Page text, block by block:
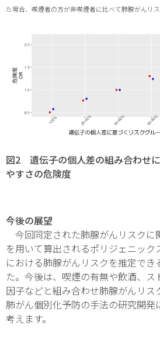
た場合、喫煙者の方が非喫煙者に比べて肺腺がんリス
図2 遺伝子の個人差の組み合わせ
やすさの危険度
今後の展望
今回同定された肺腺がんリスクに
を用いて算出されるポリジェニック
における肺腺がんリスクを推定でき
た。今後は、喫煙の有無や飲酒、
因子などと組み合わせ肺腺がんリス
肺がん個別化予防の手法の研究開発
考えます。